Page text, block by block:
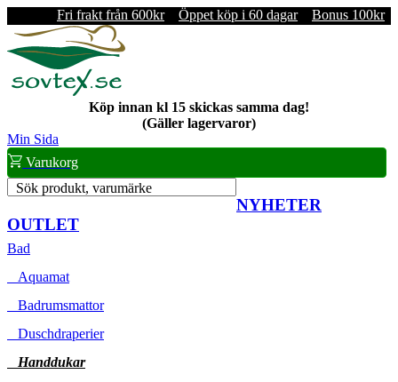
Fri frakt från 600kr Öppet köp i 60 dagar Bonus 100kr
Köp innan kl 15 skickas samma dag!
(Gäller lagervaror)
Min Sida
Varukorg
Sök produkt, varumärke
NYHETER
OUTLET
Bad
Aquamat
Badrumsmattor
Duschdraperier
Handdukar